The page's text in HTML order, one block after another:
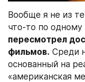
Вообще я не из
пересмотрел
фильмов. Cреди
основанный на
«американская